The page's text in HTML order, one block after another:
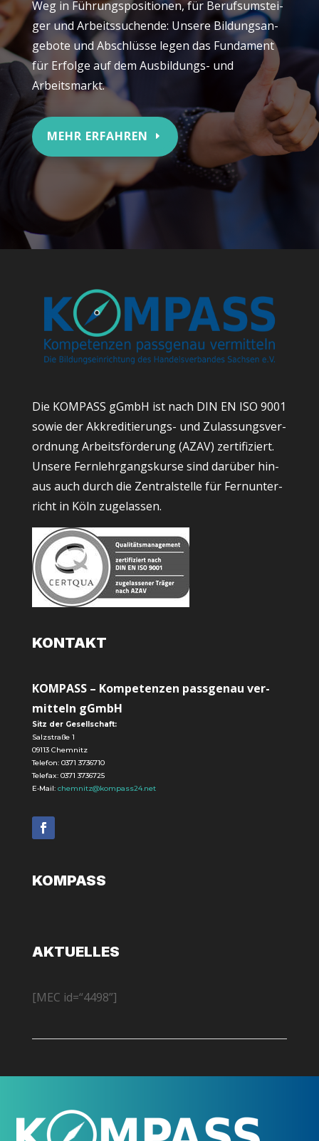
Weg in Füh­rungs­po­si­tio­nen, für Berufs­um­stei­
ger und Arbeits­su­chen­de: Unse­re Bil­dungs­an­
ge­bo­te und Abschlüs­se legen das Fun­da­ment
für Erfol­ge auf dem Aus­bil­dungs- und
Arbeitsmarkt.
MEHR ERFAH­REN
Die KOM­PASS gGmbH ist nach DIN EN ISO 9001
sowie der Akkre­di­tie­rungs- und Zulas­sungs­ver­
ord­nung Arbeits­för­de­rung (AZAV) zer­ti­fi­ziert.
Unse­re Fern­lehr­gangs­kur­se sind dar­über hin­
aus auch durch die Zen­tral­stel­le für Fern­un­ter­
richt in Köln zugelassen.
KON­TAKT
KOM­PASS – Kom­pe­ten­zen pass­ge­nau ver­
mit­teln gGmbH
Sitz der Gesellschaft:
Salz­stra­ße 1
09113 Chem­nitz
Tele­fon: 0371 3736710
Tele­fax: 0371 3736725
E‑Mail: chemnitz@kompass24.net
KOM­PASS
AKTU­EL­LES
[MEC id=“4498”]